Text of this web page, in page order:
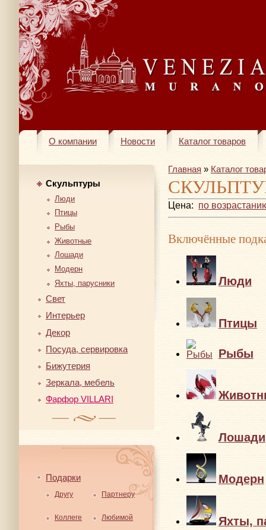
О компании Новости Каталог товаров
Скульптуры
Люди
Птицы
Рыбы
Животные
Лошади
Модерн
Яхты, парусники
Свет
Интерьер
Декор
Посуда, сервировка
Бижутерия
Зеркала, мебель
Фарфор VILLARI
Подарки
Другу Партнеру
Коллеге Любимой
Главная » Каталог
Цена: по
Включённые
Люди
Птицы
Рыбы
Лошади
Модерн
Яхты,